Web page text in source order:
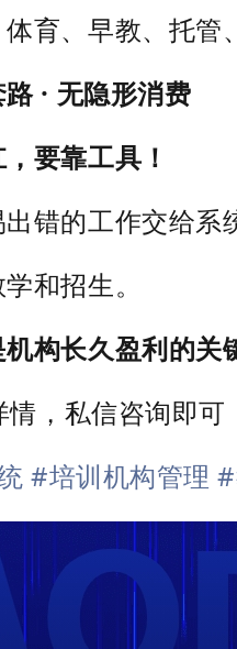
育、早教、托
· 无隐形消费
要靠工具！
错的工作交给系
和招生。
构长久盈利的关
情，私信咨询即可
#培训机构管理